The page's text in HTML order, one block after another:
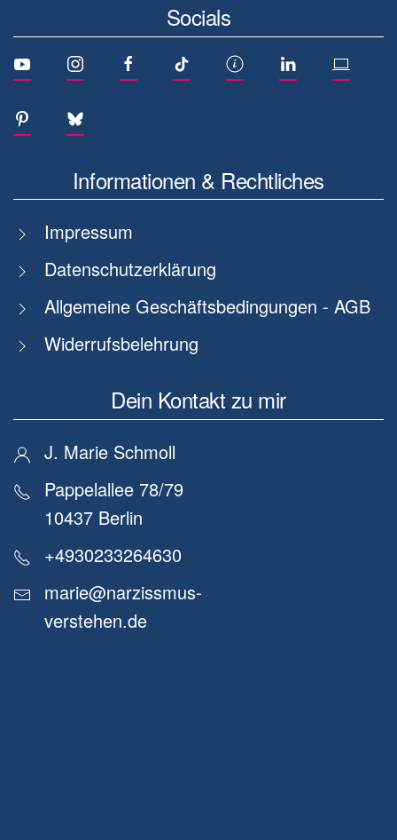
Socials
Informationen & Rechtliches
Impressum
Datenschutzerklärung
Allgemeine Geschäftsbedingungen - AGB
Widerrufsbelehrung
Dein Kontakt zu mir
J. Marie Schmoll
Pappelallee 78/79
10437 Berlin
+4930233264630
marie@narzissmus-
verstehen.de